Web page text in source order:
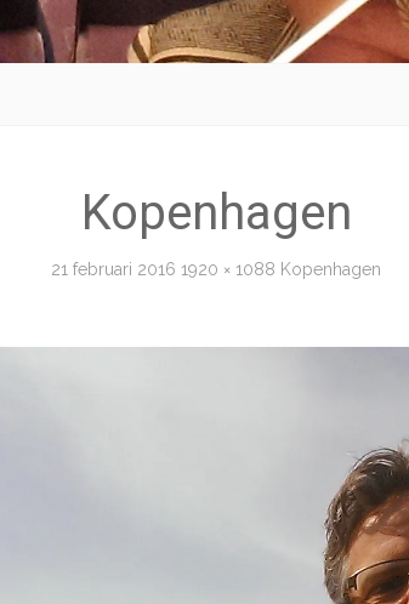
Kopenhagen
21 februari 2016 1920 × 1088 Kopenhagen